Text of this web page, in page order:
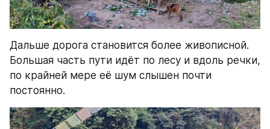
Дальше дорога становится более живописной.
Большая часть пути идёт по лесу и вдоль речки,
по крайней мере её шум слышен почти
постоянно.